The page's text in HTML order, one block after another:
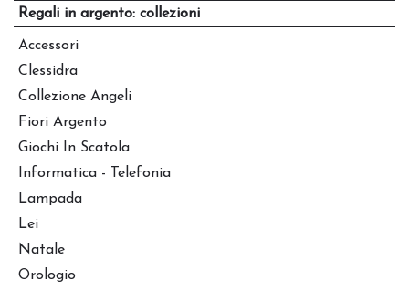
Regali in argento: collezioni
Accessori
Clessidra
Collezione Angeli
Fiori Argento
Giochi In Scatola
Informatica - Telefonia
Lampada
Lei
Natale
Orologio